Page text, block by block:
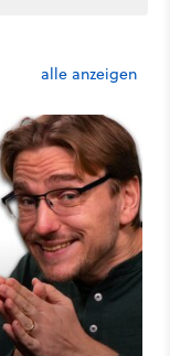
alle anzeigen